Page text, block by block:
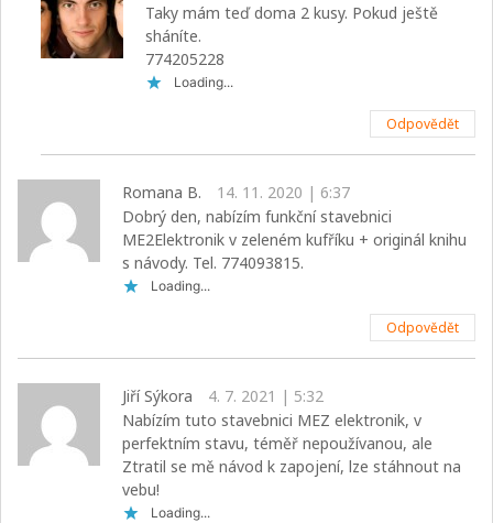
Taky mám teď doma 2 kusy. Pokud ještě
sháníte.
774205228
Loading...
Odpovědět
Romana B.
14. 11. 2020 | 6:37
Dobrý den, nabízím funkční stavebnici
ME2Elektronik v zeleném kufříku + originál knihu
s návody. Tel. 774093815.
Loading...
Odpovědět
Jiří Sýkora
4. 7. 2021 | 5:32
Nabízím tuto stavebnici MEZ elektronik, v
perfektním stavu, téměř nepoužívanou, ale
Ztratil se mě návod k zapojení, lze stáhnout na
vebu!
Loading...